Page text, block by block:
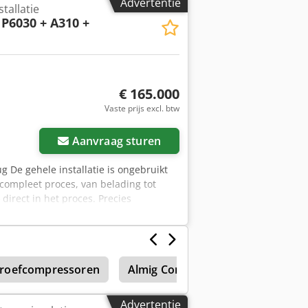
+ A310 +
€ 165.000
Vaste prijs excl. btw
Aanvraag sturen
De gehele installatie is ongebruikt
proces, van belading tot
in het proces. Precies
Verplaatsen van onderdelen via
en handmatige modus.
stroom: 13,6 A Opgenomen
6 bar Drukbewaking: 4
Opslagtemperatuur: -20 °C tot +60
schakelkast: IP21
ruimte voor de schakelkast: 1,2 m
Almig Compressor
Advertentie